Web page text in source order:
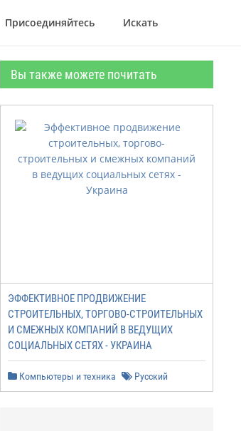
Присоединяйтесь Искать
Вы также можете почитать
ЭФФЕКТИВНОЕ ПРОДВИЖЕНИЕ
СТРОИТЕЛЬНЫХ, ТОРГОВО-СТРОИТЕЛЬНЫХ
И СМЕЖНЫХ КОМПАНИЙ В ВЕДУЩИХ
СОЦИАЛЬНЫХ СЕТЯХ - УКРАИНА
Компьютеры и техника Русский